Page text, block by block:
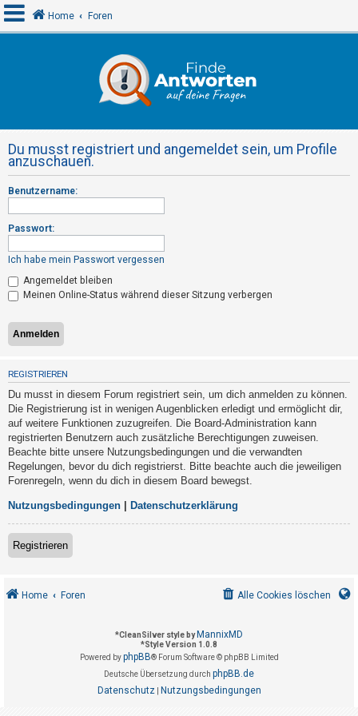
e
l
d
e
n
R
e
i
s
t
r
i
e
r
e
n
U
n
e
Home Foren
Du musst registriert und angemeldet sein, um Profile
anzuschauen.
Benutzername:
Passwort:
Ich habe mein Passwort vergessen
Angemeldet bleiben
Meinen Online-Status während dieser Sitzung verbergen
REGISTRIEREN
Du musst in diesem Forum registriert sein, um dich anmelden zu können.
Die Registrierung ist in wenigen Augenblicken erledigt und ermöglicht dir,
auf weitere Funktionen zuzugreifen. Die Board-Administration kann
registrierten Benutzern auch zusätzliche Berechtigungen zuweisen.
Beachte bitte unsere Nutzungsbedingungen und die verwandten
Regelungen, bevor du dich registrierst. Bitte beachte auch die jeweiligen
Forenregeln, wenn du dich in diesem Board bewegst.
Nutzungsbedingungen Datenschutzerklärung
Registrieren
Home Foren Alle Cookies löschen
*CleanSilver style by MannixMD
*Style Version 1.0.8
Powered byphpBB® Forum Software © phpBB Limited
Deutsche Übersetzung durch phpBB.de
Datenschutz| Nutzungsbedingungen